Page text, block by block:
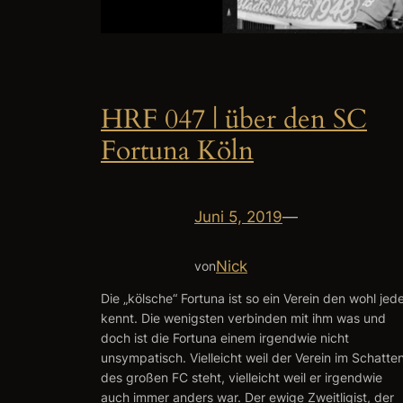
HRF 047 | über den SC
Fortuna Köln
Juni 5, 2019—
vonNick
Die „kölsche“ Fortuna ist so ein Verein den wohl
kennt. Die wenigsten verbinden mit ihm was und
doch ist die Fortuna einem irgendwie nicht
unsympatisch. Vielleicht weil der Verein im
des großen FC steht, vielleicht weil er irgendwie
auch immer anders war. Der ewige Zweitligist, der